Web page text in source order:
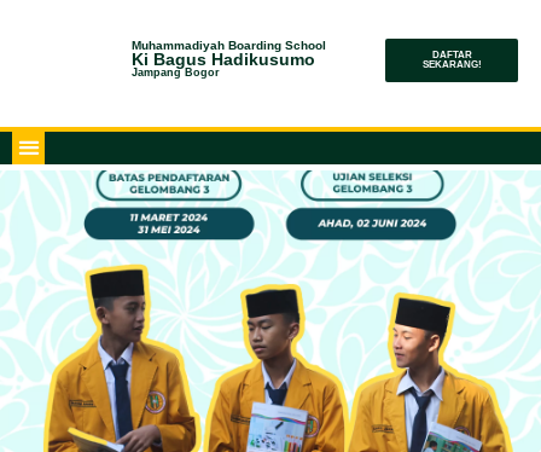
Muhammadiyah Boarding School
Ki Bagus Hadikusumo
Jampang Bogor
DAFTAR
SEKARANG!